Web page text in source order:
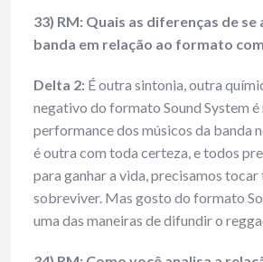
33) RM: Quais as diferenças de
banda em relação ao formato
Delta 2: É outra sintonia, outra
negativo do formato Sound System é
performance dos músicos da banda
é outra com toda certeza, e todos
para ganhar a vida, precisamos
sobreviver. Mas gosto do formato
uma das maneiras de difundir o